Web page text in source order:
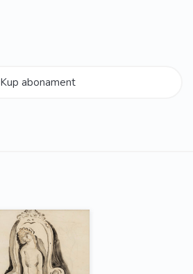
Kup abonament